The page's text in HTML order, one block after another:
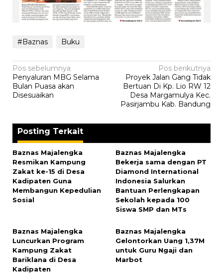
#Baznas Buku
Navigasi
pos
Pos sebelumnya
Penyaluran MBG Selama
Bulan Puasa akan
Disesuaikan
Pos berikutnya
Proyek Jalan Gang Tidak
Bertuan Di Kp. Lio RW 12
Desa Margamulya Kec.
Pasirjambu Kab. Bandung
Posting Terkait
Baznas Majalengka
Resmikan Kampung
Zakat ke-15 di Desa
Kadipaten Guna
Membangun Kepedulian
Sosial
Baznas Majalengka
Bekerja sama dengan PT
Diamond International
Indonesia Salurkan
Bantuan Perlengkapan
Sekolah kepada 100
Siswa SMP dan MTs
Baznas Majalengka
Luncurkan Program
Kampung Zakat
Bariklana di Desa
Kadipaten
Baznas Majalengka
Gelontorkan Uang 1,37M
untuk Guru Ngaji dan
Marbot